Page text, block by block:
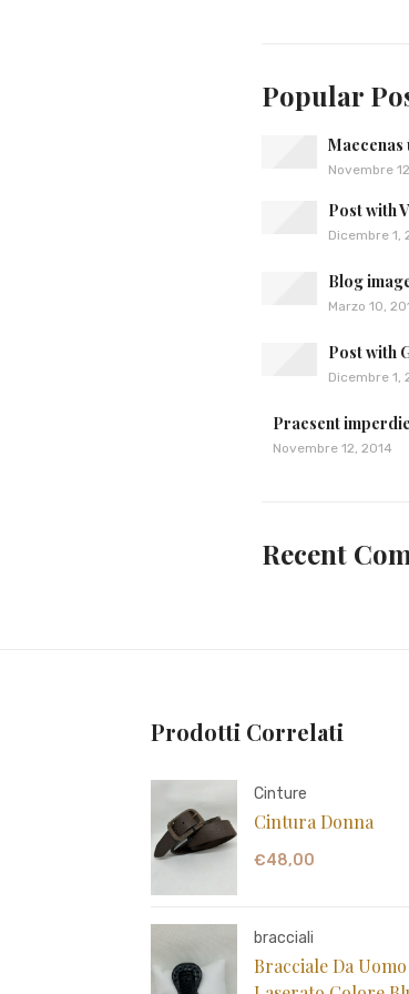
Popular
Novembre
Post with
Dicembre 1,
Blog
Marzo 10,
Post with
Dicembre 1,
Praesent
Novembre 12, 2014
Recent
Prodotti Correlati
Cinture
Cintura Donna
€48,00
bracciali
Bracciale Da